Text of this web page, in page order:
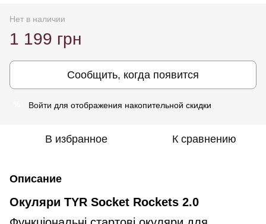
Нет в наличии
1 199 грн
Сообщить, когда появится
Войти для отображения накопительной скидки
В избранное К сравнению
Описание
Окуляри TYR Socket Rockets 2.0